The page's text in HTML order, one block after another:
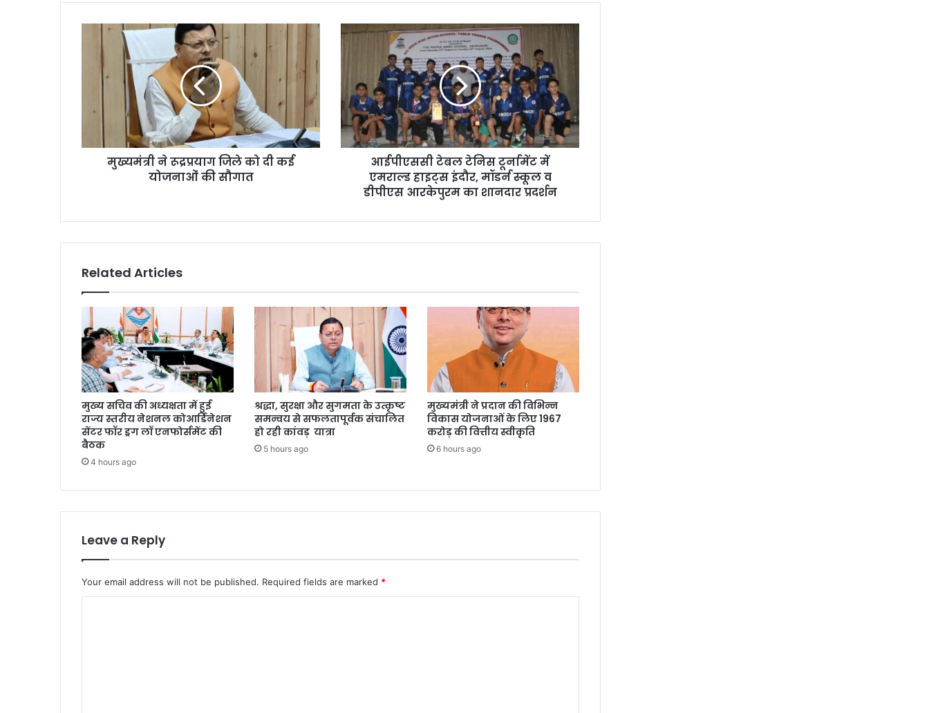
मुख्यमंत्री ने रूद्रप्रयाग जिले को दी कई
योजनाओं की सौगात
आईपीएससी टेबल टेनिस टूर्नामेंट में
एमराल्ड हाइट्स इंदौर, मॉडर्न स्कूल व
डीपीएस आरकेपुरम का शानदार प्रदर्शन
Related Articles
मुख्य सचिव की अध्यक्षता में हुई
राज्य स्तरीय नेशनल कोआर्डिनेशन
सेंटर फॉर ड्रग लॉ एनफोर्समेंट की
बैठक
4 hours ago
श्रद्धा, सुरक्षा और सुगमता के उत्कृष्ट
समन्वय से सफलतापूर्वक संचालित
हो रही कांवड़ यात्रा
5 hours ago
मुख्यमंत्री ने प्रदान की विभिन्न
विकास योजनाओं के लिए 1967
करोड़ की वित्तीय स्वीकृति
6 hours ago
Leave a Reply
Your email address will not be published. Required fields are marked *